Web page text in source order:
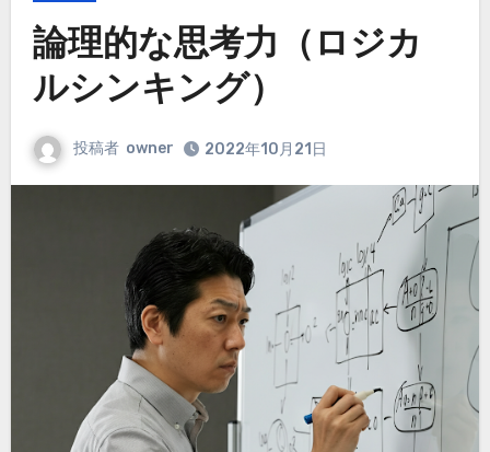
論理的な思考力（ロジカ
ルシンキング）
投稿者 owner 2022年10月21日